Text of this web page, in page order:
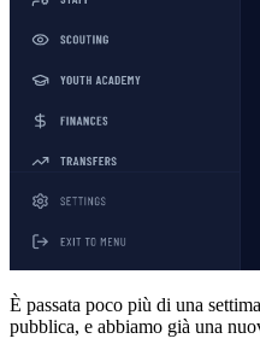
È passata poco più di una
pubblica, e abbiamo già una